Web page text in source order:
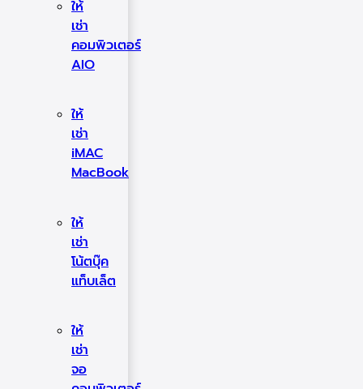
ให้
เช่า
คอมพิวเตอร์
AIO
ให้
เช่า
iMAC
MacBook
ให้
เช่า
โน้ตบุ๊ค
แท็บเล็ต
ให้
เช่า
จอ